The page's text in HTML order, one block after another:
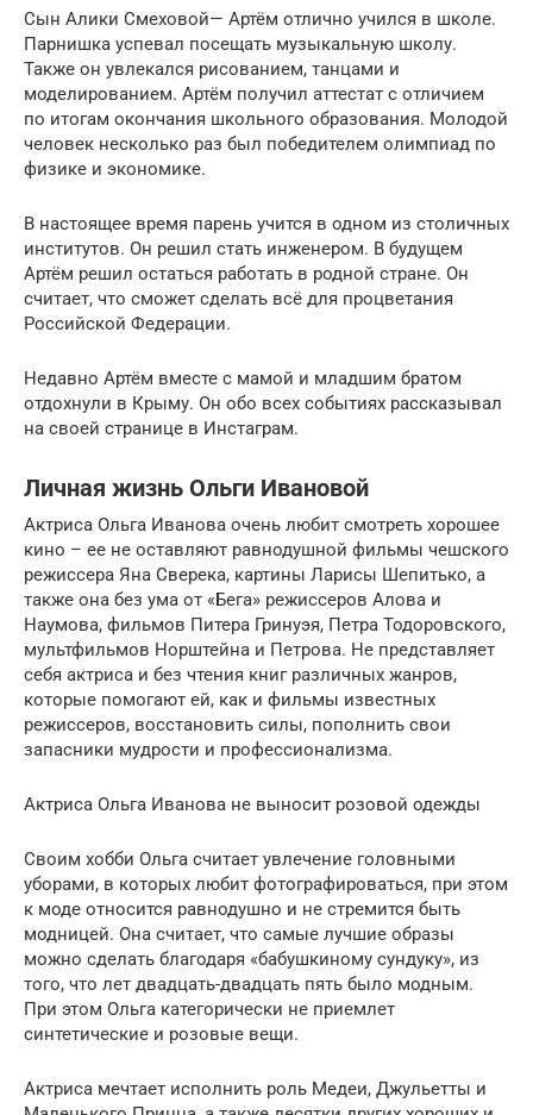
Сын Алики Смеховой— Артём отлично учился в школе.
Парнишка успевал посещать музыкальную школу.
Также он увлекался рисованием, танцами и
моделированием. Артём получил аттестат с отличием
по итогам окончания школьного образования. Молодой
человек несколько раз был победителем олимпиад по
физике и экономике.
В настоящее время парень учится в одном из столичных
институтов. Он решил стать инженером. В будущем
Артём решил остаться работать в родной стране. Он
считает, что сможет сделать всё для процветания
Российской Федерации.
Недавно Артём вместе с мамой и младшим братом
отдохнули в Крыму. Он обо всех событиях рассказывал
на своей странице в Инстаграм.
Личная жизнь Ольги Ивановой
Актриса Ольга Иванова очень любит смотреть хорошее
кино – ее не оставляют равнодушной фильмы чешского
режиссера Яна Сверека, картины Ларисы Шепитько, а
также она без ума от «Бега» режиссеров Алова и
Наумова, фильмов Питера Гринуэя, Петра Тодоровского,
мультфильмов Норштейна и Петрова. Не представляет
себя актриса и без чтения книг различных жанров,
которые помогают ей, как и фильмы известных
режиссеров, восстановить силы, пополнить свои
запасники мудрости и профессионализма.
Актриса Ольга Иванова не выносит розовой одежды
Своим хобби Ольга считает увлечение головными
уборами, в которых любит фотографироваться, при этом
к моде относится равнодушно и не стремится быть
модницей. Она считает, что самые лучшие образы
можно сделать благодаря «бабушкиному сундуку», из
того, что лет двадцать-двадцать пять было модным.
При этом Ольга категорически не приемлет
синтетические и розовые вещи.
Актриса мечтает исполнить роль Медеи, Джульетты и